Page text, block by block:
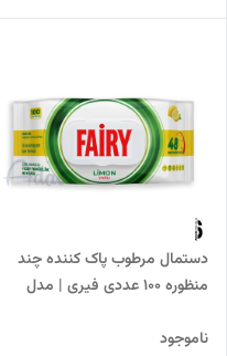
دستمال مرطوب پاک کننده چند
منظوره 100 عددی فیری | مدل
ناموجود